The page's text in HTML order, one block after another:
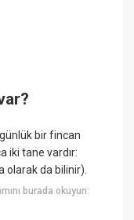
bir fincan
iki tane vardır:
olarak da bilinir).
burada okuyun: